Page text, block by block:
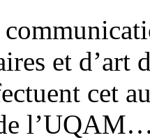
et d’art
cet